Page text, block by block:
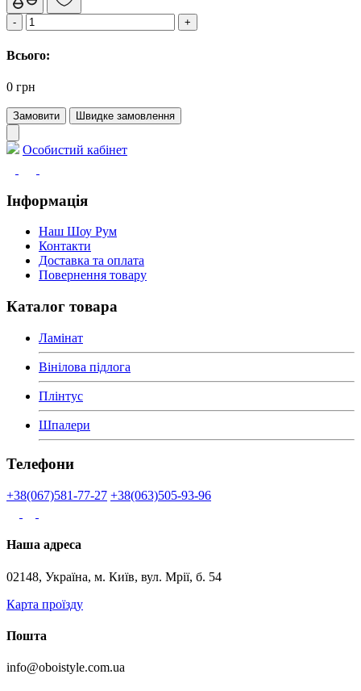
Всього:
0 грн
Замовити Швидке замовлення
Особистий кабінет
Інформація
Наш Шоу Рум
Контакти
Доставка та оплата
Повернення товару
Каталог товара
Ламінат
Вінілова підлога
Плінтус
Шпалери
Телефони
+38(067)581-77-27 +38(063)505-93-96
Наша адреса
02148, Україна, м. Київ, вул. Мрії, б. 54
Карта проїзду
Пошта
info@oboistyle.com.ua